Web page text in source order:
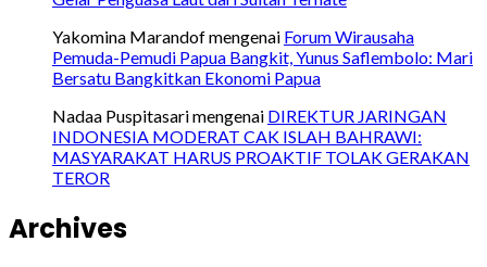
Yakomina Marandofmengenai Forum Wirausaha
Pemuda-Pemudi Papua Bangkit, Yunus Saflembolo: Mari
Bersatu Bangkitkan Ekonomi Papua
Nadaa Puspitasarimengenai DIREKTUR JARINGAN
INDONESIA MODERAT CAK ISLAH BAHRAWI:
MASYARAKAT HARUS PROAKTIF TOLAK GERAKAN
TEROR
Archives